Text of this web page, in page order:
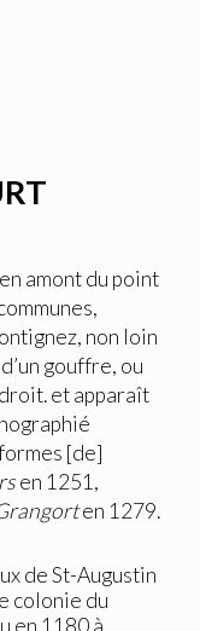
amont du point
non loin
gouffre, ou
et apparaît
[de]
sen 1251,
en 1279.
de St-Augustin
colonie du